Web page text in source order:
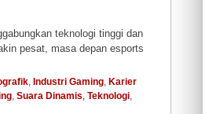
teknologi tinggi dan
pesat, masa depan esports
Industri Gaming Karier
Suara Dinamis Teknologi